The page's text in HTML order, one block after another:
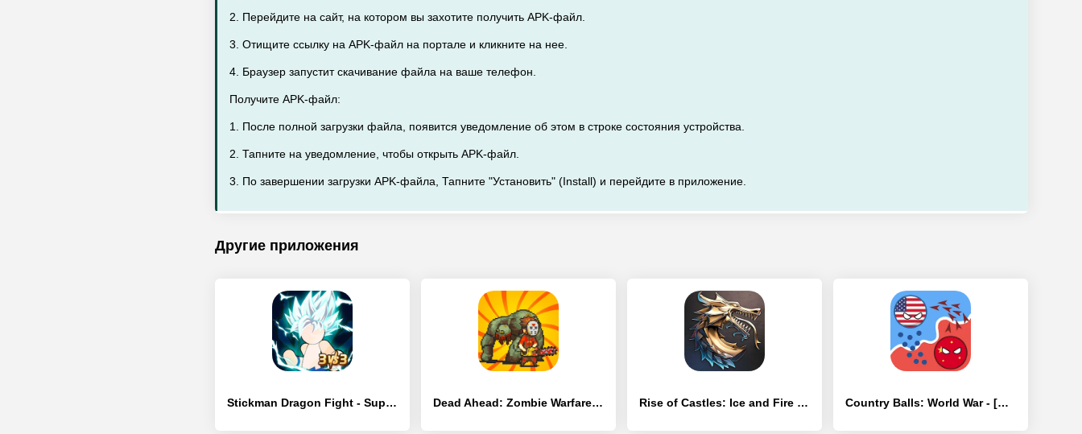
2. Перейдите на сайт, на котором вы захотите получить APK-файл.
3. Отищите ссылку на APK-файл на портале и кликните на нее.
4. Браузер запустит скачивание файла на ваше телефон.
Получите APK-файл:
1. После полной загрузки файла, появится уведомление об этом в строке состояния устройства.
2. Тапните на уведомление, чтобы открыть APK-файл.
3. По завершении загрузки APK-файла, Тапните "Установить" (Install) и перейдите в приложение.
Другие приложения
Stickman Dragon Fight - Super - [Взлом/МОД Все открыто] Dead Ahead: Zombie Warfare - [Взлом/МОД Много денег] Rise of Castles: Ice and Fire - [Взлом/МОД Все открыто] Country Balls: World War - [Взлом/МОД Unlocked]